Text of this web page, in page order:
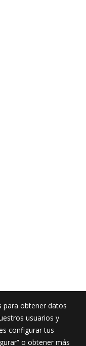
para obtener datos
usuarios y
configurar tus
o obtener más